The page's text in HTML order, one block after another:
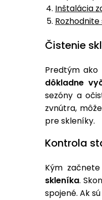
Inštalácia
Čistenie
Predtým ako
dôkladne
sezóny a
zvnútra,
pre skleníky.
Kontrola
Kým
skleníka.
spojené. Ak